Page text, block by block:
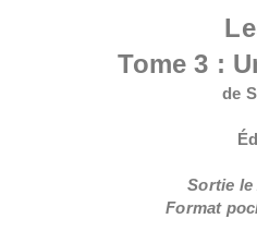
Tome 3 :
de
Sortie le
Format